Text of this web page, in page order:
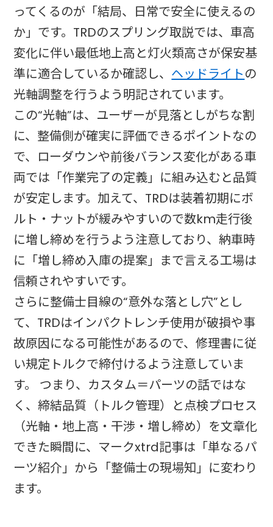
ってくるのが「結局、日常で安全に使えるの
か」です。TRDのスプリング取説では、車高
変化に伴い最低地上高と灯火類高さが保安基
準に適合しているか確認し、 ヘッドライトの
光軸調整を行うよう明記されています。
この“光軸”は、ユーザーが見落としがちな割
に、整備側が確実に評価できるポイントなの
で、ローダウンや前後バランス変化がある車
両では「作業完了の定義」に組み込むと品質
が安定します。加えて、TRDは装着初期にボ
ルト・ナットが緩みやすいので数km走行後
に増し締めを行うよう注意しており、納車時
に「増し締め入庫の提案」まで言える工場は
信頼されやすいです。
さらに整備士目線の“意外な落とし穴”とし
て、TRDはインパクトレンチ使用が破損や事
故原因になる可能性があるので、修理書に従
い規定トルクで締付けるよう注意していま
す。 つまり、カスタム＝パーツの話ではな
く、締結品質（トルク管理）と点検プロセス
（光軸・地上高・干渉・増し締め）を文章化
できた瞬間に、マークxtrd記事は「単なるパ
ーツ紹介」から「整備士の現場知」に変わり
ます。